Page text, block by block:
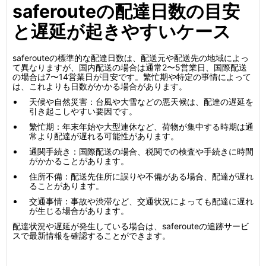
saferouteの配達日数の目安
と遅延が起きやすいケース
saferouteの標準的な配達日数は、配送元や配送先の地域によっ
て異なりますが、国内配送の場合は通常2〜5営業日、国際配送
の場合は7〜14営業日が目安です。繁忙期や特定の事情によって
は、これよりも日数がかかる場合があります。
天候や自然災害：台風や大雪などの悪天候は、配達の遅延を
引き起こしやすい要因です。
繁忙期：年末年始や大型連休など、荷物が集中する時期は通
常より配達が遅れる可能性があります。
通関手続き：国際配送の場合、税関での検査や手続きに時間
がかかることがあります。
住所不備：配送先住所に誤りや不備がある場合、配達が遅れ
ることがあります。
交通事情：事故や渋滞など、交通状況によっても配達に遅れ
が生じる場合があります。
配達状況や遅延が発生している場合は、saferouteの追跡サービ
スで最新情報を確認することができます。